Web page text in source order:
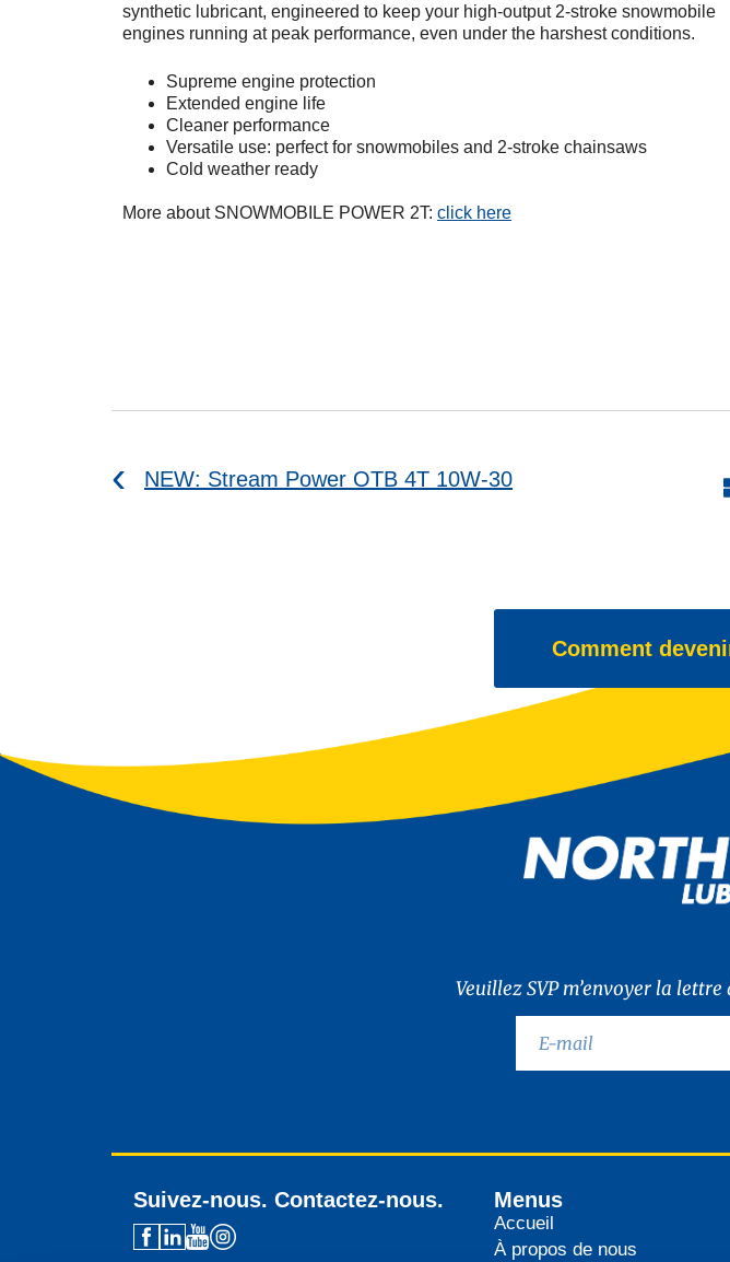
synthetic lubricant, engineered to keep your high-output 2-stroke snowmobile
engines running at peak performance, even under the harshest conditions.
Supreme engine protection
Extended engine life
Cleaner performance
Versatile use: perfect for snowmobiles and 2-stroke chainsaws
Cold weather ready
More about SNOWMOBILE POWER 2T: click here
NEW: Stream Power OTB 4T 10W-30
Comment
Veuillez SVP m’envoyer la
Suivez-nous. Contactez-nous. Menus
Accueil
À propos de nous